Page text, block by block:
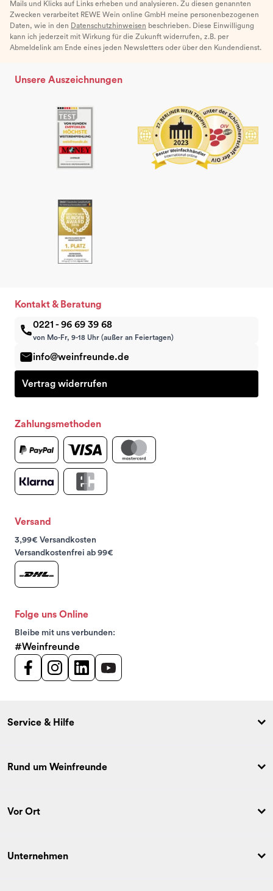
Mails und Klicks auf Links erheben und analysieren. Zu diesen genannten
Zwecken verarbeitet REWE Wein online GmbH meine personenbezogenen
Daten, wie in den Datenschutzhinweisen beschrieben. Diese Einwilligung
kann ich jederzeit mit Wirkung für die Zukunft widerrufen, z.B. per
Abmeldelink am Ende eines jeden Newsletters oder über den Kundendienst.
Unsere Auszeichnungen
Kontakt & Beratung
0221 - 96 69 39 68
von Mo-Fr, 9-18 Uhr (außer an Feiertagen)
info@weinfreunde.de
Vertrag widerrufen
Zahlungsmethoden
Versand
3,99€ Versandkosten
Versandkostenfrei ab 99€
Folge uns Online
Bleibe mit uns verbunden:
#Weinfreunde
Service & Hilfe
Rund um Weinfreunde
Vor Ort
Unternehmen